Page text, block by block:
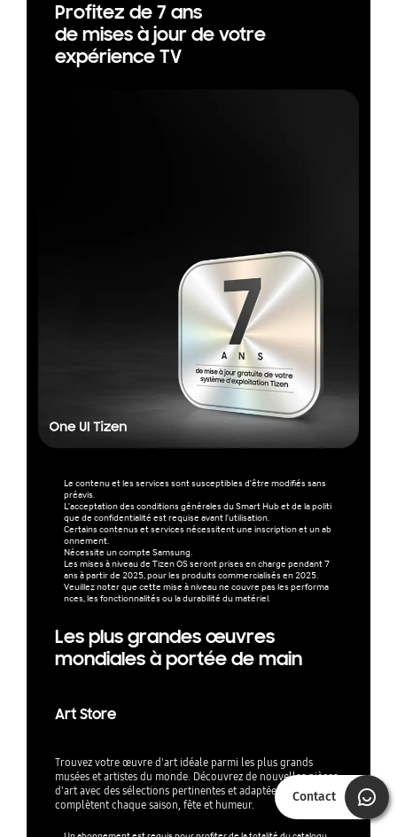
Profitez de 7 ans
de mises à jour de votre
expérience TV
Le contenu et les services sont susceptibles d'être modifiés sans
préavis.
L'acceptation des conditions générales du Smart Hub et de la politi
que de confidentialité est requise avant l'utilisation.
Certains contenus et services nécessitent une inscription et un ab
onnement.
Nécessite un compte Samsung.
Les mises à niveau de Tizen OS seront prises en charge pendant 7
ans à partir de 2025, pour les produits commercialisés en 2025.
Veuillez noter que cette mise à niveau ne couvre pas les performa
nces, les fonctionnalités ou la durabilité du matériel.
Les plus grandes œuvres
mondiales à portée de main
Art Store
Trouvez votre œuvre d'art idéale parmi les plus grands
musées et artistes du monde. Découvrez de nouvelles pièces
d'art avec des sélections pertinentes et adaptées qui
complètent chaque saison, fête et humeur.
Contact